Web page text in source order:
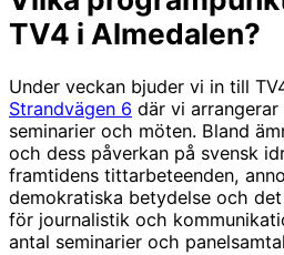
TV4 i Almedalen?
Under veckan bjuder vi in till
Strandvägen 6 där vi
seminarier och möten. Bland
och dess påverkan på svensk
framtidens tittarbeteenden,
demokratiska betydelse och
för journalistik och
antal seminarier och